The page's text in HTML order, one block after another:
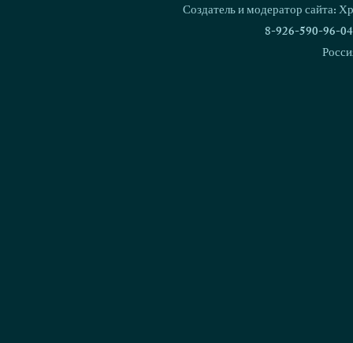
Создатель и модератор сайта:
8-926-590-96-